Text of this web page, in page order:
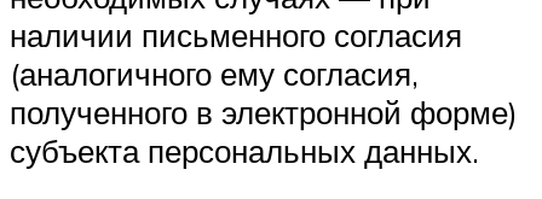
наличии письменного согласия
(аналогичного ему согласия,
полученного в электронной форме)
субъекта персональных данных.